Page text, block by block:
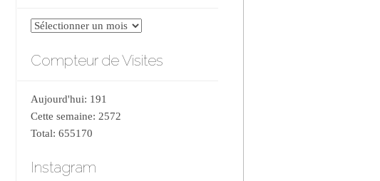
Chercher
date
Compteur de Visites
Aujourd'hui: 191
Cette semaine: 2572
Total: 655170
Instagram